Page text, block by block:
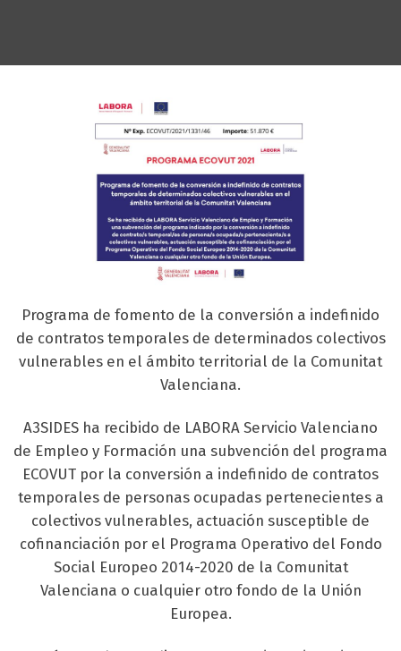
Programa de fomento de la conversión a indefinido
de contratos temporales de determinados colectivos
vulnerables en el ámbito territorial de la Comunitat
Valenciana.
A3SIDES ha recibido de LABORA Servicio Valenciano
de Empleo y Formación una subvención del programa
ECOVUT por la conversión a indefinido de contratos
temporales de personas ocupadas pertenecientes a
colectivos vulnerables, actuación susceptible de
cofinanciación por el Programa Operativo del Fondo
Social Europeo 2014-2020 de la Comunitat
Valenciana o cualquier otro fondo de la Unión
Europea.